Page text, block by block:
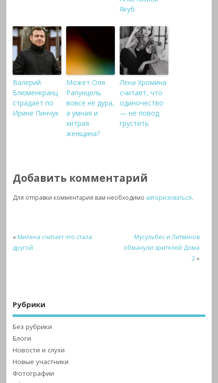
Якуб
Валерий
Блюменкранц
страдает по
Ирине Пинчук
Может Оля
Рапунцель
вовсе не дура,
а умная и
хитрая
женщина?
Лена Хромина
считает, что
одиночество
— не повод
грустить
Добавить комментарий
Для отправки комментария вам необходимо авторизоваться.
« Милена считает что стала
другой
Мусульбес и Литвинов
обманули зрителей Дома
2»
Рубрики
Без рубрики
Блоги
Новости и слухи
Новые участники
Фотографии